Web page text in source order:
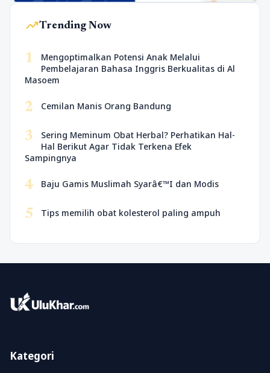
trending_upTrending Now
1
Mengoptimalkan Potensi Anak Melalui
Pembelajaran Bahasa Inggris Berkualitas di Al
Masoem
2 Cemilan Manis Orang Bandung
3
Sering Meminum Obat Herbal? Perhatikan Hal-
Hal Berikut Agar Tidak Terkena Efek
Sampingnya
4 Baju Gamis Muslimah Syarâ€™I dan Modis
5 Tips memilih obat kolesterol paling ampuh
Kategori